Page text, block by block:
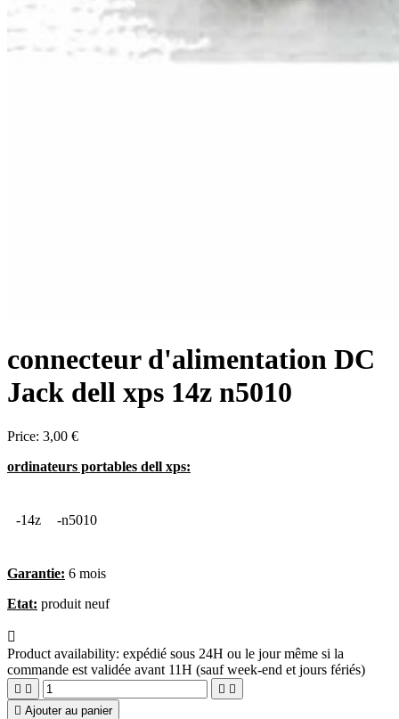
connecteur d'alimentation DC
Jack dell xps 14z n5010
Price: 3,00 €
ordinateurs portables dell xps:
-14z -n5010
Garantie: 6 mois
Etat: produit neuf

Product availability: expédié sous 24H ou le jour même si la
commande est validée avant 11H (sauf week-end et jours fériés)
   
 Ajouter au panier